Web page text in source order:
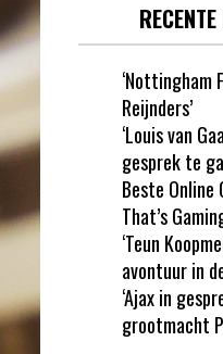
‘Nottingham
Reijnders’
‘Louis van
gesprek te
Beste Online
That’s
‘Teun
avontuur in
‘Ajax in
grootmacht